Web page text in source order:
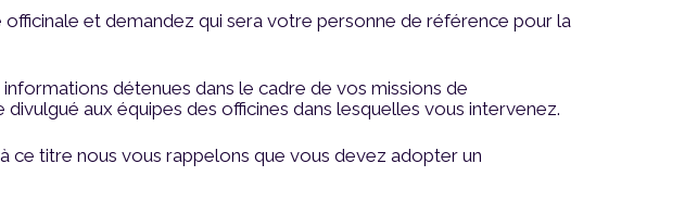
et demandez qui sera votre personne de référence pour la
détenues dans le cadre de vos missions de
aux équipes des officines dans lesquelles vous intervenez.
ce titre nous vous rappelons que vous devez adopter un